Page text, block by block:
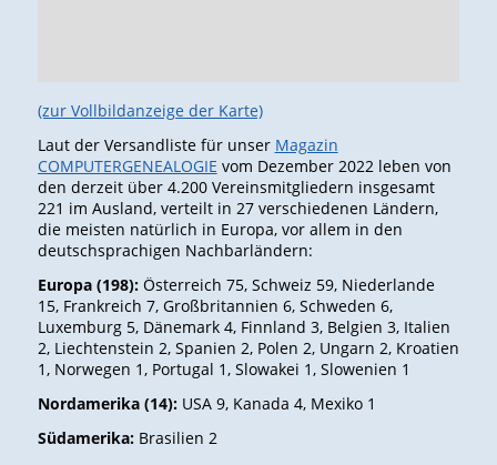
(zur Vollbildanzeige der Karte)
Laut der Versandliste für unser Magazin
COMPUTERGENEALOGIE vom Dezember 2022 leben von
den derzeit über 4.200 Vereinsmitgliedern insgesamt
221 im Ausland, verteilt in 27 verschiedenen Ländern,
die meisten natürlich in Europa, vor allem in den
deutschsprachigen Nachbarländern:
Europa (198): Österreich 75, Schweiz 59, Niederlande
15, Frankreich 7, Großbritannien 6, Schweden 6,
Luxemburg 5, Dänemark 4, Finnland 3, Belgien 3, Italien
2, Liechtenstein 2, Spanien 2, Polen 2, Ungarn 2, Kroatien
1, Norwegen 1, Portugal 1, Slowakei 1, Slowenien 1
Nordamerika (14): USA 9, Kanada 4, Mexiko 1
Südamerika: Brasilien 2